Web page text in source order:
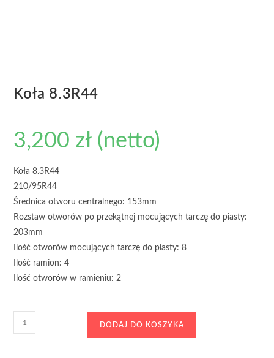
Koła 8.3R44
3,200 zł (netto)
Koła 8.3R44
210/95R44
Średnica otworu centralnego: 153mm
Rozstaw otworów po przekątnej mocujących tarczę do piasty:
203mm
Ilość otworów mocujących tarczę do piasty: 8
Ilość ramion: 4
Ilość otworów w ramieniu: 2
ilość
Koła
DODAJ DO KOSZYKA